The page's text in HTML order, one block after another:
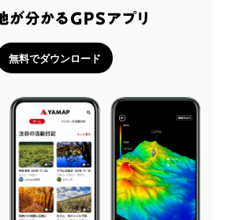
無料でダウンロード